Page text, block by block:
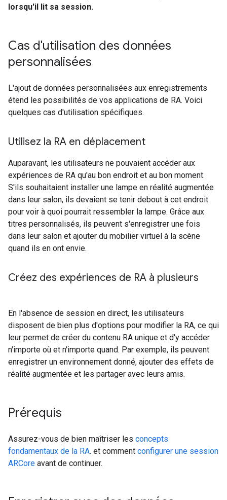
lorsqu'il lit sa session.
Cas d'utilisation des données
personnalisées
L'ajout de données personnalisées aux enregistrements
étend les possibilités de vos applications de RA. Voici
quelques cas d'utilisation spécifiques.
Utilisez la RA en déplacement
Auparavant, les utilisateurs ne pouvaient accéder aux
expériences de RA qu'au bon endroit et au bon moment.
S'ils souhaitaient installer une lampe en réalité augmentée
dans leur salon, ils devaient se tenir debout à cet endroit
pour voir à quoi pourrait ressembler la lampe. Grâce aux
titres personnalisés, ils peuvent s'enregistrer une fois
dans leur salon et ajouter du mobilier virtuel à la scène
quand ils en ont envie.
Créez des expériences de RA à plusieurs
En l'absence de session en direct, les utilisateurs
disposent de bien plus d'options pour modifier la RA, ce qui
leur permet de créer du contenu RA unique et d'y accéder
n'importe où et n'importe quand. Par exemple, ils peuvent
enregistrer un environnement donné, ajouter des effets de
réalité augmentée et les partager avec leurs amis.
Prérequis
Assurez-vous de bien maîtriser les concepts
fondamentaux de la RA. et comment configurer une session
ARCore avant de continuer.